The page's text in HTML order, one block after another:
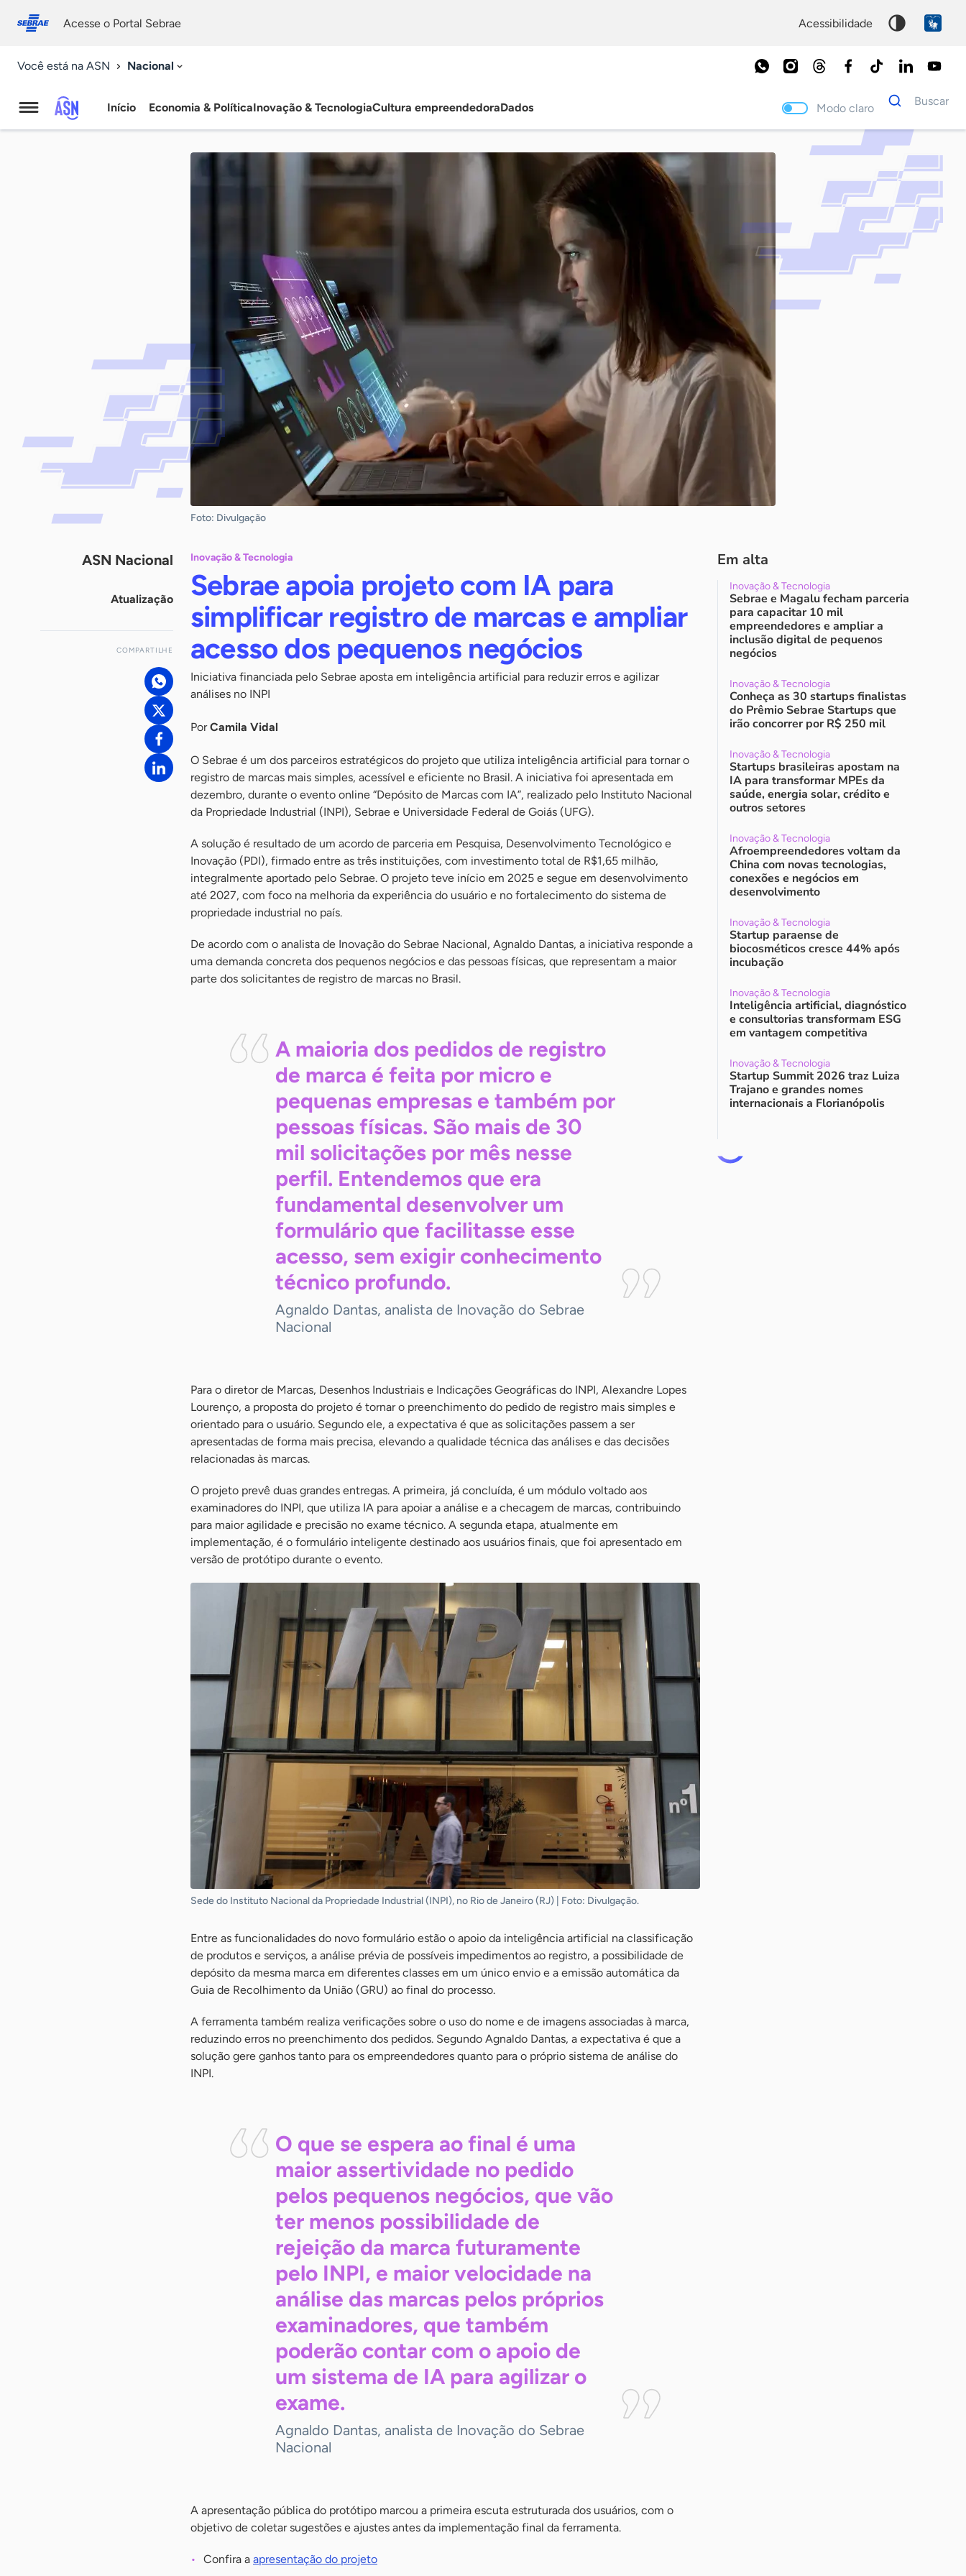
conosco
Acesse o Portal Sebrae acessibilidade
Você está na ASN Nacional
Agência
Início Economia & PolíticaInovação & TecnologiaCultura empreendedoraDados Modo claro
Dados
para
Buscar
Palavra
chave
Foto: Divulgação
ASN Nacional
Atualização
COMPARTILHE
Inovação & Tecnologia
Sebrae apoia projeto com IA para
simplificar registro de marcas e ampliar
acesso dos pequenos negócios
Iniciativa financiada pelo Sebrae aposta em inteligência artificial para reduzir erros e agilizar
análises no INPI
PorCamila Vidal
O Sebrae é um dos parceiros estratégicos do projeto que utiliza inteligência artificial para tornar o
registro de marcas mais simples, acessível e eficiente no Brasil. A iniciativa foi apresentada em
dezembro, durante o evento online “Depósito de Marcas com IA”, realizado pelo Instituto Nacional
da Propriedade Industrial (INPI), Sebrae e Universidade Federal de Goiás (UFG).
A solução é resultado de um acordo de parceria em Pesquisa, Desenvolvimento Tecnológico e
Inovação (PDI), firmado entre as três instituições, com investimento total de R$1,65 milhão,
integralmente aportado pelo Sebrae. O projeto teve início em 2025 e segue em desenvolvimento
até 2027, com foco na melhoria da experiência do usuário e no fortalecimento do sistema de
propriedade industrial no país.
De acordo com o analista de Inovação do Sebrae Nacional, Agnaldo Dantas, a iniciativa responde a
uma demanda concreta dos pequenos negócios e das pessoas físicas, que representam a maior
parte dos solicitantes de registro de marcas no Brasil.
A maioria dos pedidos de registro
de marca é feita por micro e
pequenas empresas e também por
pessoas físicas. São mais de 30
mil solicitações por mês nesse
perfil. Entendemos que era
fundamental desenvolver um
formulário que facilitasse esse
acesso, sem exigir conhecimento
técnico profundo.
Agnaldo Dantas, analista de Inovação do Sebrae
Nacional
Para o diretor de Marcas, Desenhos Industriais e Indicações Geográficas do INPI, Alexandre Lopes
Lourenço, a proposta do projeto é tornar o preenchimento do pedido de registro mais simples e
orientado para o usuário. Segundo ele, a expectativa é que as solicitações passem a ser
apresentadas de forma mais precisa, elevando a qualidade técnica das análises e das decisões
relacionadas às marcas.
O projeto prevê duas grandes entregas. A primeira, já concluída, é um módulo voltado aos
examinadores do INPI, que utiliza IA para apoiar a análise e a checagem de marcas, contribuindo
para maior agilidade e precisão no exame técnico. A segunda etapa, atualmente em
implementação, é o formulário inteligente destinado aos usuários finais, que foi apresentado em
versão de protótipo durante o evento.
Sede do Instituto Nacional da Propriedade Industrial (INPI), no Rio de Janeiro (RJ) | Foto: Divulgação.
Entre as funcionalidades do novo formulário estão o apoio da inteligência artificial na classificação
de produtos e serviços, a análise prévia de possíveis impedimentos ao registro, a possibilidade de
depósito da mesma marca em diferentes classes em um único envio e a emissão automática da
Guia de Recolhimento da União (GRU) ao final do processo.
A ferramenta também realiza verificações sobre o uso do nome e de imagens associadas à marca,
reduzindo erros no preenchimento dos pedidos. Segundo Agnaldo Dantas, a expectativa é que a
solução gere ganhos tanto para os empreendedores quanto para o próprio sistema de análise do
INPI.
O que se espera ao final é uma
maior assertividade no pedido
pelos pequenos negócios, que vão
ter menos possibilidade de
rejeição da marca futuramente
pelo INPI, e maior velocidade na
análise das marcas pelos próprios
examinadores, que também
poderão contar com o apoio de
um sistema de IA para agilizar o
exame.
Agnaldo Dantas, analista de Inovação do Sebrae
Nacional
A apresentação pública do protótipo marcou a primeira escuta estruturada dos usuários, com o
objetivo de coletar sugestões e ajustes antes da implementação final da ferramenta.
Confira a apresentação do projeto
Em alta
Inovação & Tecnologia
Sebrae e Magalu fecham parceria
para capacitar 10 mil
empreendedores e ampliar a
inclusão digital de pequenos
negócios
Inovação & Tecnologia
Conheça as 30 startups finalistas
do Prêmio Sebrae Startups que
irão concorrer por R$ 250 mil
Inovação & Tecnologia
Startups brasileiras apostam na
IA para transformar MPEs da
saúde, energia solar, crédito e
outros setores
Inovação & Tecnologia
Afroempreendedores voltam da
China com novas tecnologias,
conexões e negócios em
desenvolvimento
Inovação & Tecnologia
Startup paraense de
biocosméticos cresce 44% após
incubação
Inovação & Tecnologia
Inteligência artificial, diagnóstico
e consultorias transformam ESG
em vantagem competitiva
Inovação & Tecnologia
Startup Summit 2026 traz Luiza
Trajano e grandes nomes
internacionais a Florianópolis